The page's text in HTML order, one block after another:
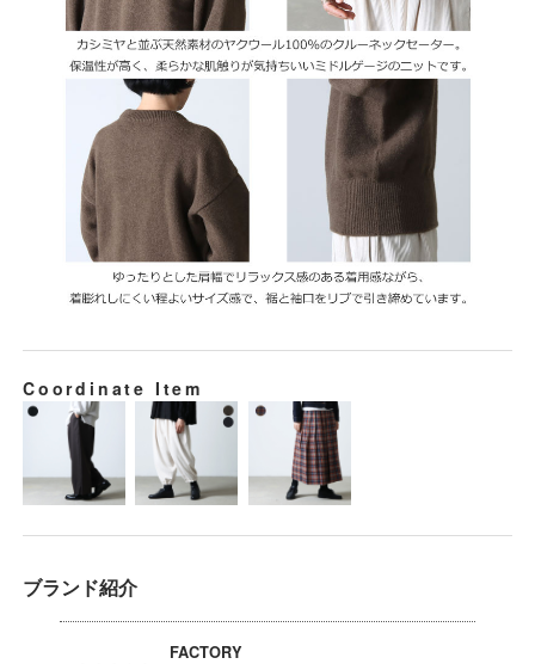
Coordinate Item
ブランド紹介
FACTORY